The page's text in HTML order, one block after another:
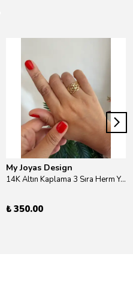
My Joyas Design
14K Altın Kaplama 3 Sıra Herm Yüzük Gold
₺ 350.00